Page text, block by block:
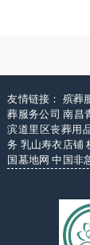
友情链接： 殡葬
葬服务公司南昌
滨道里区丧葬用
务 乳山寿衣店铺
国墓地网中国非